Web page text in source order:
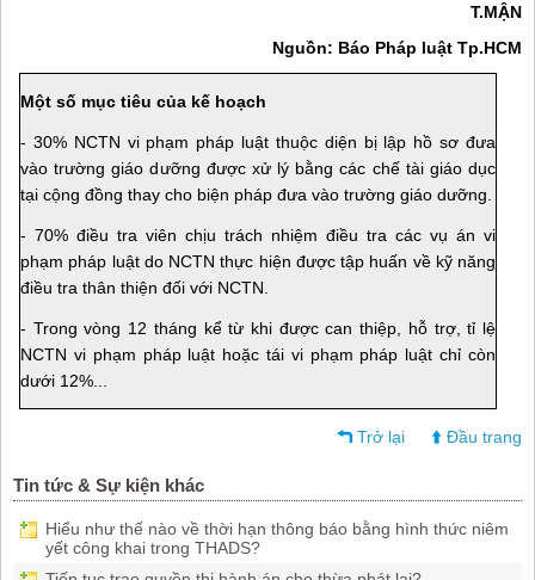
T.MẬN
Nguồn: Báo Pháp luật Tp.HCM
Một số mục tiêu của kế hoạch
- 30% NCTN vi phạm pháp luật thuộc diện bị lập hồ sơ đưa
vào trường giáo dưỡng được xử lý bằng các chế tài giáo dục
tại cộng đồng thay cho biện pháp đưa vào trường giáo dưỡng.
- 70% điều tra viên chịu trách nhiệm điều tra các vụ án vi
phạm pháp luật do NCTN thực hiện được tập huấn về kỹ năng
điều tra thân thiện đối với NCTN.
- Trong vòng 12 tháng kể từ khi được can thiệp, hỗ trợ, tỉ lệ
NCTN vi phạm pháp luật hoặc tái vi phạm pháp luật chỉ còn
dưới 12%...
Trở lại Đầu trang
Tin tức & Sự kiện khác
Hiểu như thế nào về thời hạn thông báo bằng hình thức niêm
yết công khai trong THADS?